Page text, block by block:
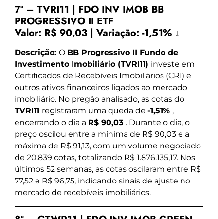
7º – TVRI11 | FDO INV IMOB BB
PROGRESSIVO II ETF
Valor: R$ 90,03 | Variação: -1,51% ↓
Descrição: O BB Progressivo II Fundo de
Investimento Imobiliário (TVRI11) investe em
Certificados de Recebíveis Imobiliários (CRI) e
outros ativos financeiros ligados ao mercado
imobiliário. No pregão analisado, as cotas do
TVRI11 registraram uma queda de -1,51% ,
encerrando o dia a R$ 90,03 . Durante o dia, o
preço oscilou entre a mínima de R$ 90,03 e a
máxima de R$ 91,13, com um volume negociado
de 20.839 cotas, totalizando R$ 1.876.135,17. Nos
últimos 52 semanas, as cotas oscilaram entre R$
77,52 e R$ 96,75, indicando sinais de ajuste no
mercado de recebíveis imobiliários.